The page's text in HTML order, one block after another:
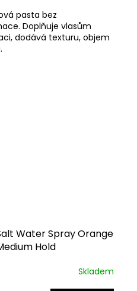
pasta bez
Doplňuje vlasům
dodává texturu, objem
Water Spray Orange
Hold
Skladem